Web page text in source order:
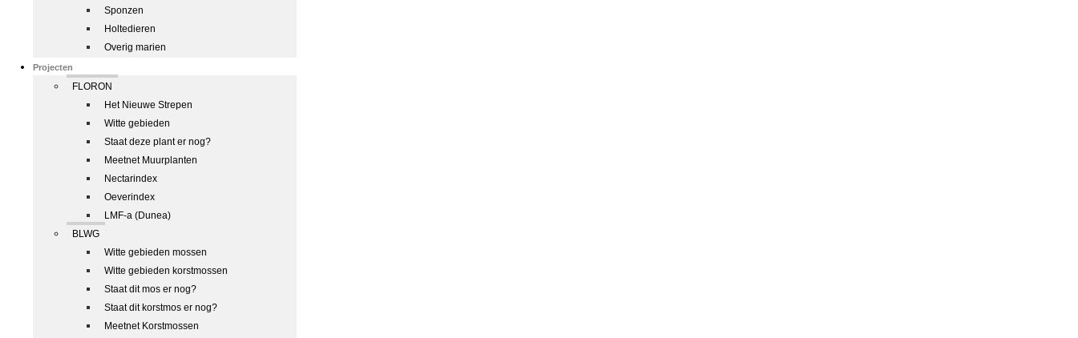
Sponzen
Holtedieren
Overig marien
Projecten
FLORON
Het Nieuwe Strepen
Witte gebieden
Staat deze plant er nog?
Meetnet Muurplanten
Nectarindex
Oeverindex
LMF-a (Dunea)
BLWG
Witte gebieden mossen
Witte gebieden korstmossen
Staat dit mos er nog?
Staat dit korstmos er nog?
Meetnet Korstmossen